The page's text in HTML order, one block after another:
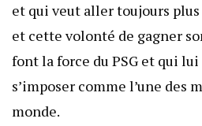
et qui veut aller toujours
et cette volonté de gagner
font la force du PSG et qui
s’imposer comme l’une des
monde.